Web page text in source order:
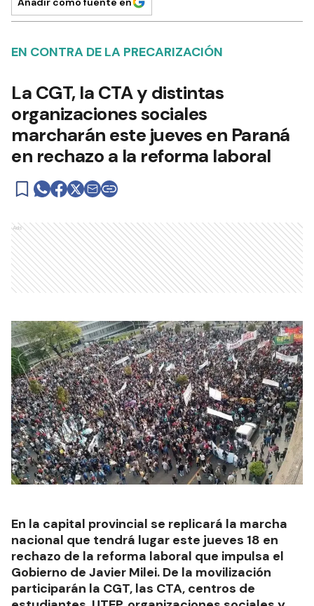
EN CONTRA DE LA PRECARIZACIÓN
La CGT, la CTA y distintas
organizaciones sociales
marcharán este jueves en Paraná
en rechazo a la reforma laboral
Ads
En la capital provincial se replicará la marcha
nacional que tendrá lugar este jueves 18 en
rechazo de la reforma laboral que impulsa el
Gobierno de Javier Milei. De la movilización
participarán la CGT, las CTA, centros de